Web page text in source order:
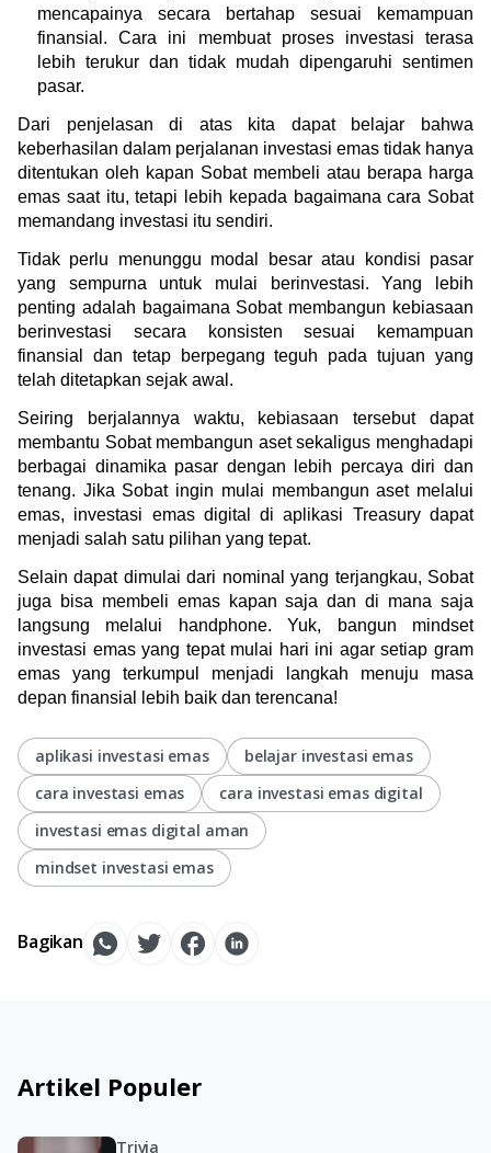
mencapainya secara bertahap sesuai kemampuan
finansial. Cara ini membuat proses investasi terasa
lebih terukur dan tidak mudah dipengaruhi sentimen
pasar.
Dari penjelasan di atas kita dapat belajar bahwa
keberhasilan dalam perjalanan investasi emas tidak hanya
ditentukan oleh kapan Sobat membeli atau berapa harga
emas saat itu, tetapi lebih kepada bagaimana cara Sobat
memandang investasi itu sendiri.
Tidak perlu menunggu modal besar atau kondisi pasar
yang sempurna untuk mulai berinvestasi. Yang lebih
penting adalah bagaimana Sobat membangun kebiasaan
berinvestasi secara konsisten sesuai kemampuan
finansial dan tetap berpegang teguh pada tujuan yang
telah ditetapkan sejak awal.
Seiring berjalannya waktu, kebiasaan tersebut dapat
membantu Sobat membangun aset sekaligus menghadapi
berbagai dinamika pasar dengan lebih percaya diri dan
tenang. Jika Sobat ingin mulai membangun aset melalui
emas, investasi emas digital di aplikasi Treasury dapat
menjadi salah satu pilihan yang tepat.
Selain dapat dimulai dari nominal yang terjangkau, Sobat
juga bisa membeli emas kapan saja dan di mana saja
langsung melalui handphone. Yuk, bangun mindset
investasi emas yang tepat mulai hari ini agar setiap gram
emas yang terkumpul menjadi langkah menuju masa
depan finansial lebih baik dan terencana!
aplikasi investasi emas
belajar investasi emas
cara investasi emas
cara investasi emas digital
investasi emas digital aman
mindset investasi emas
Bagikan
Artikel Populer
Trivia